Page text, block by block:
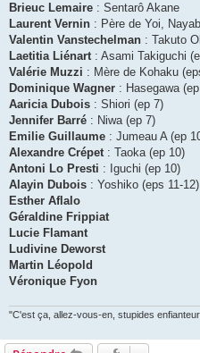
Brieuc Lemaire : Sentarô Akane
Laurent Vernin : Père de Yoi,
Valentin Vanstechelman : Takuto
Laetitia Liénart: Asami Takiguchi
Valérie Muzzi : Mère de Kohaku
Dominique Wagner : Hasegawa
Aaricia Dubois : Shiori (ep 7)
Jennifer Barré : Niwa (ep 7)
Emilie Guillaume : Jumeau A (ep
Alexandre Crépet: Taoka (ep 10)
Antoni Lo Presti : Iguchi (ep 10)
Alayin Dubois : Yoshiko (eps 11-12)
Esther Aflalo
Géraldine Frippiat
Lucie Flamant
Ludivine Deworst
Martin Léopold
Véronique Fyon
"C'est ça, allez-vous-en, stupides